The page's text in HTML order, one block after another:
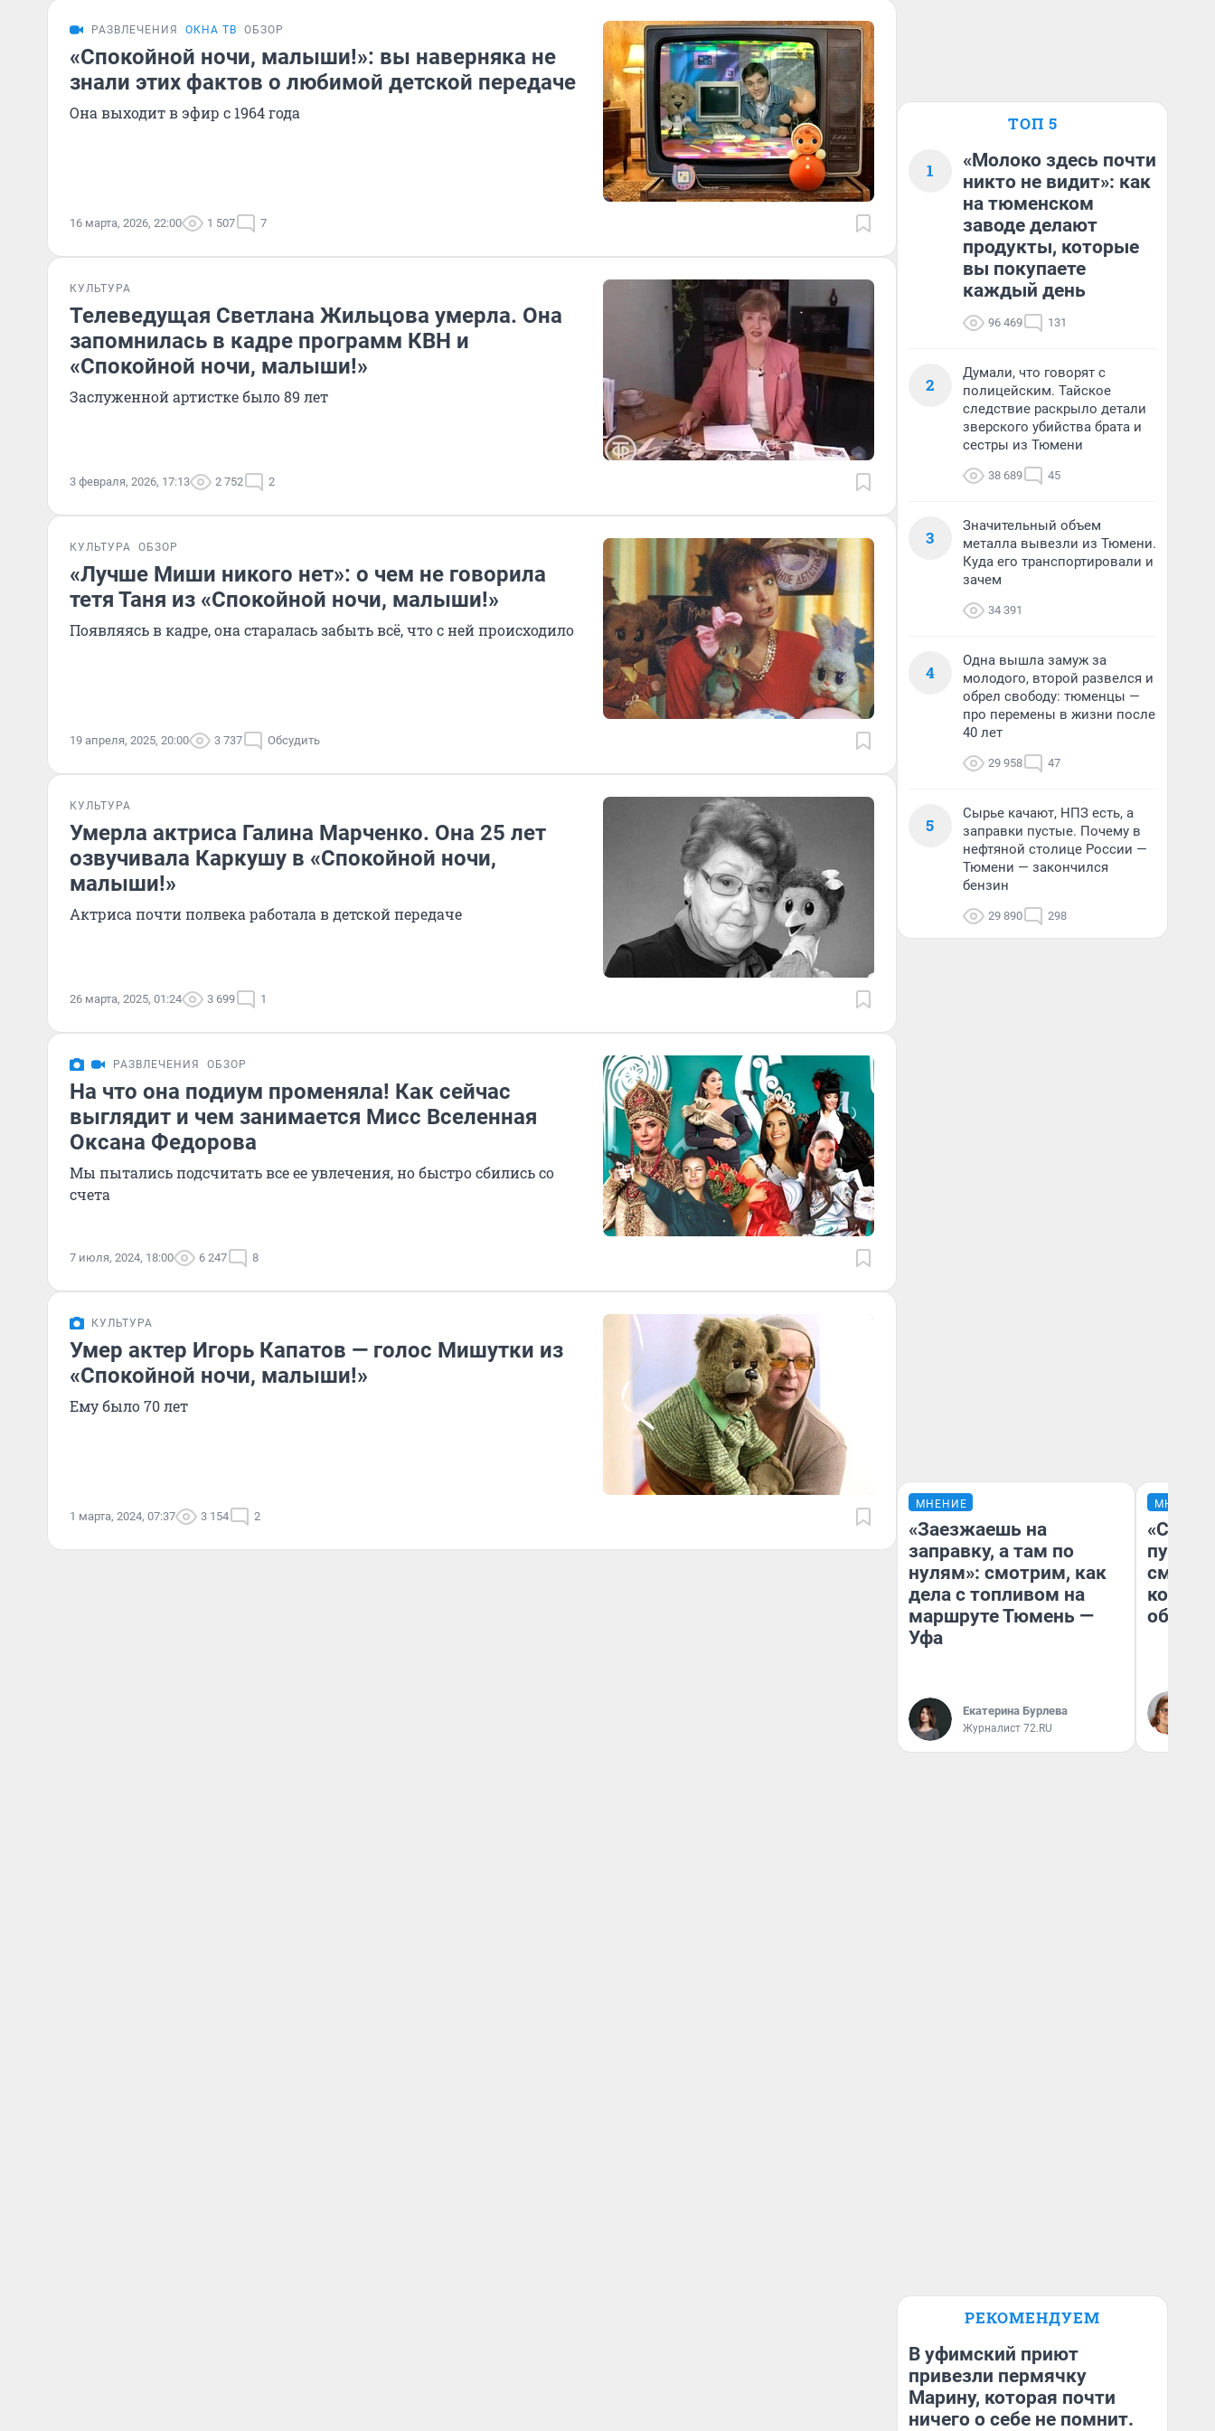
РАЗВЛЕЧЕНИЯ ОКНА ТВ ОБЗОР
«Спокойной ночи, малыши!»: вы наверняка не
знали этих фактов о любимой детской передаче
Она выходит в эфир с 1964 года
16 марта, 2026, 22:00 1 507 7
КУЛЬТУРА
Телеведущая Светлана Жильцова умерла. Она
запомнилась в кадре программ КВН и
«Спокойной ночи, малыши!»
Заслуженной артистке было 89 лет
3 февраля, 2026, 17:13 2 752 2
КУЛЬТУРА ОБЗОР
«Лучше Миши никого нет»: о чем не говорила
тетя Таня из «Спокойной ночи, малыши!»
Появляясь в кадре, она старалась забыть всё, что с ней происходило
19 апреля, 2025, 20:00 3 737 Обсудить
КУЛЬТУРА
Умерла актриса Галина Марченко. Она 25 лет
озвучивала Каркушу в «Спокойной ночи,
малыши!»
Актриса почти полвека работала в детской передаче
26 марта, 2025, 01:24 3 699 1
РАЗВЛЕЧЕНИЯ ОБЗОР
На что она подиум променяла! Как сейчас
выглядит и чем занимается Мисс Вселенная
Оксана Федорова
Мы пытались подсчитать все ее увлечения, но быстро сбились со
счета
7 июля, 2024, 18:00 6 247 8
КУЛЬТУРА
Умер актер Игорь Капатов — голос Мишутки из
«Спокойной ночи, малыши!»
Ему было 70 лет
1 марта, 2024, 07:37 3 154 2
ТОП 5
1
«Молоко здесь почти
никто не видит»: как
на тюменском
заводе делают
продукты, которые
вы покупаете
каждый день
96 469 131
2
Думали, что говорят с
полицейским. Тайское
следствие раскрыло детали
зверского убийства брата и
сестры из Тюмени
38 689 45
3
Значительный объем
металла вывезли из Тюмени.
Куда его транспортировали и
зачем
34 391
4
Одна вышла замуж за
молодого, второй развелся и
обрел свободу: тюменцы —
про перемены в жизни после
40 лет
29 958 47
5
Сырье качают, НПЗ есть, а
заправки пустые. Почему в
нефтяной столице России —
Тюмени — закончился
бензин
29 890 298
МНЕНИЕ
«Заезжаешь на
заправку, а там по
нулям»: смотрим, как
дела с топливом на
маршруте Тюмень —
Уфа
Екатерина Бурлева
Журналист 72.RU
МНЕНИЕ
РЕКОМЕНДУЕМ
В уфимский приют
привезли пермячку
Марину, которая почти
ничего о себе не помнит.